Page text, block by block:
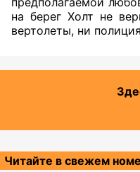
на берег Холт не
вертолеты, ни
Читайте в свежем